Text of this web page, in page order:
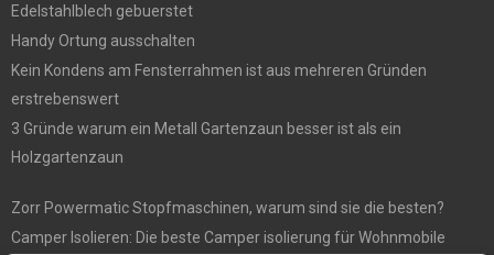
Edelstahlblech gebuerstet
Handy Ortung ausschalten
Kein Kondens am Fensterrahmen ist aus mehreren Gründen
erstrebenswert
3 Gründe warum ein Metall Gartenzaun besser ist als ein
Holzgartenzaun
Zorr Powermatic Stopfmaschinen, warum sind sie die besten?
Camper Isolieren: Die beste Camper isolierung für Wohnmobile